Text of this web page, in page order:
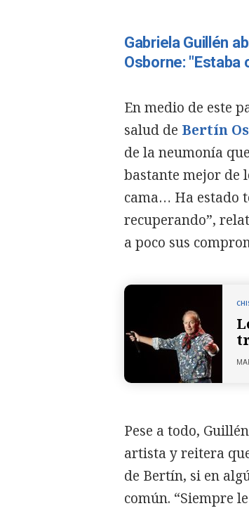
Gabriela Guillén
Osborne: "Estaba
En medio de este
salud de Bertín
de la neumonía
bastante mejor de
cama… Ha estado
recuperando”,
a poco sus
Pese a todo,
artista y reitera
de Bertín, si en
común. “Siempre